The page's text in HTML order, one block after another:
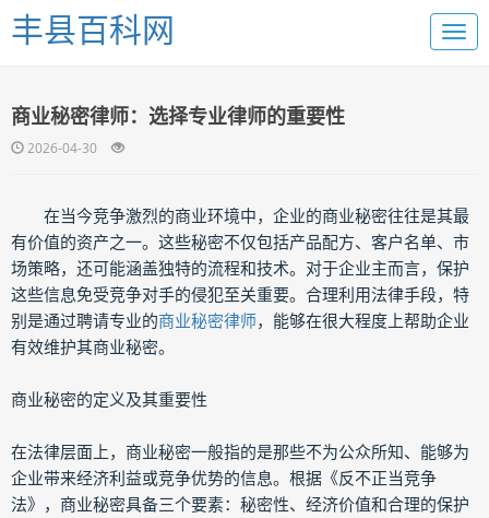
丰县百科网
商业秘密律师：选择专业律师的重要性
2026-04-30
在当今竞争激烈的商业环境中，企业的商业秘密往往是其最
有价值的资产之一。这些秘密不仅包括产品配方、客户名单、市
场策略，还可能涵盖独特的流程和技术。对于企业主而言，保护
这些信息免受竞争对手的侵犯至关重要。合理利用法律手段，特
别是通过聘请专业的商业秘密律师，能够在很大程度上帮助企业
有效维护其商业秘密。
商业秘密的定义及其重要性
在法律层面上，商业秘密一般指的是那些不为公众所知、能够为
企业带来经济利益或竞争优势的信息。根据《反不正当竞争
法》，商业秘密具备三个要素：秘密性、经济价值和合理的保护